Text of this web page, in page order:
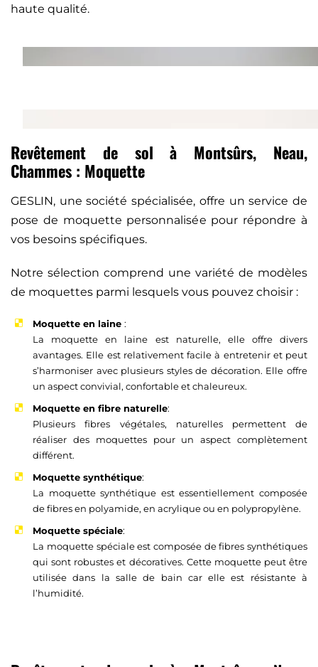
haute qualité.
Revêtement de sol à Montsûrs, Neau,
Chammes : Moquette
GESLIN, une société spécialisée, offre un service de
pose de moquette personnalisée pour répondre à
vos besoins spécifiques.
Notre sélection comprend une variété de modèles
de moquettes parmi lesquels vous pouvez choisir :
Moquette en laine:
La moquette en laine est naturelle, elle offre divers
avantages. Elle est relativement facile à entretenir et peut
s’harmoniser avec plusieurs styles de décoration. Elle offre
un aspect convivial, confortable et chaleureux.
Moquette en fibre naturelle:
Plusieurs fibres végétales, naturelles permettent de
réaliser des moquettes pour un aspect complètement
différent.
Moquette synthétique:
La moquette synthétique est essentiellement composée
de fibres en polyamide, en acrylique ou en polypropylène.
Moquette spéciale:
La moquette spéciale est composée de fibres synthétiques
qui sont robustes et décoratives. Cette moquette peut être
utilisée dans la salle de bain car elle est résistante à
l’humidité.